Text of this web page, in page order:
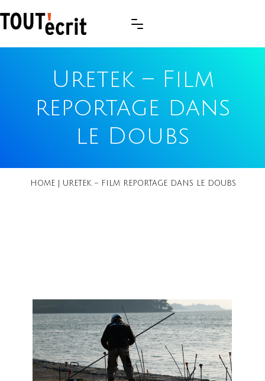
Uretek – Film
reportage dans
le Doubs
HOME URETEK – FILM REPORTAGE DANS LE DOUBS